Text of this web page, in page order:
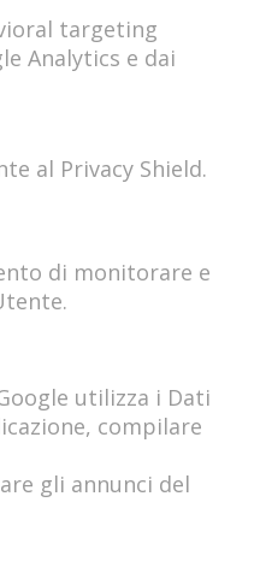
targeting
Analytics e dai
al Privacy Shield.
di monitorare e
utilizza i Dati
compilare
gli annunci del